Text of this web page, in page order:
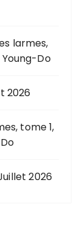
larmes,
Young-Do
2026
tome 1,
2026